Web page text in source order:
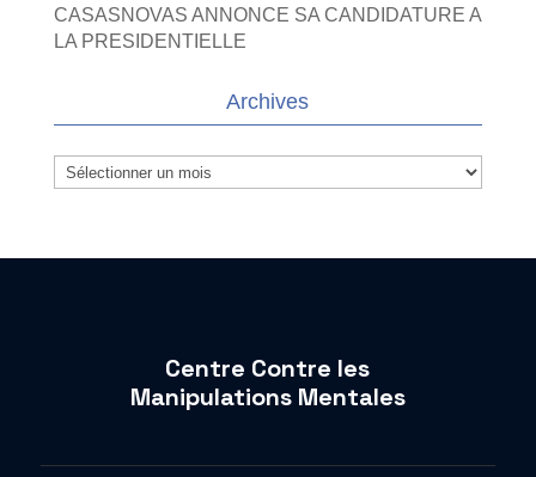
CASASNOVAS ANNONCE SA CANDIDATURE A
LA PRESIDENTIELLE
Archives
Archives
Centre Contre les
Manipulations Mentales